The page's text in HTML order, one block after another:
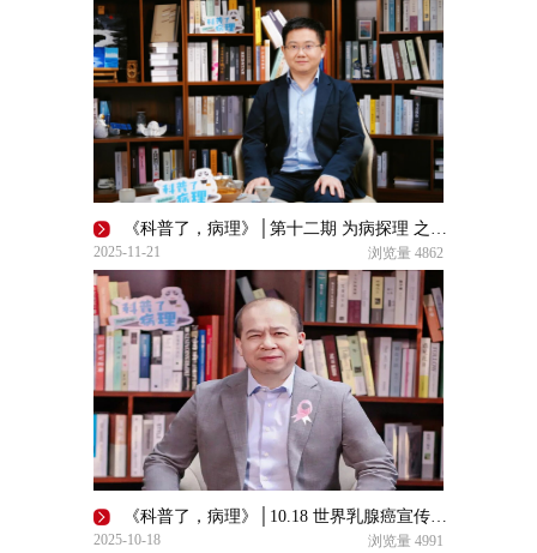
《科普了，病理》│第十二期 为病探理 之“胰影寻踪”
2025-11-21 浏览量 4862
《科普了，病理》│10.18 世界乳腺癌宣传日粉红关爱——乳腺癌防线：探·解·治
2025-10-18 浏览量 4991